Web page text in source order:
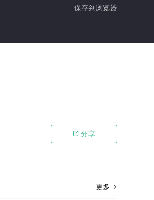
保存到浏览器
 分享
更多 